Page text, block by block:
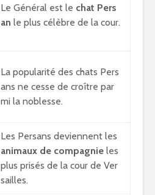
Le Général est le chat Pers
an le plus célèbre de la cour.
La popularité des chats Pers
ans ne cesse de croître par
mi la noblesse.
Les Persans deviennent les
animaux de compagnie les
plus prisés de la cour de Ver
sailles.